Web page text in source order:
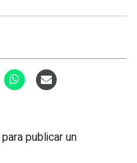
para publicar un